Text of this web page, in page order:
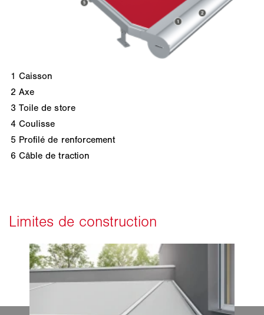
1 Caisson
2 Axe
3 Toile de store
4 Coulisse
5 Profilé de renforcement
6 Câble de traction